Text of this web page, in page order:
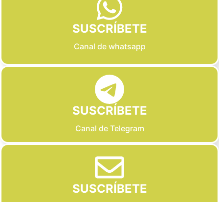
SUSCRÍBETE
Canal de whatsapp
SUSCRÍBETE
Canal de Telegram
SUSCRÍBETE